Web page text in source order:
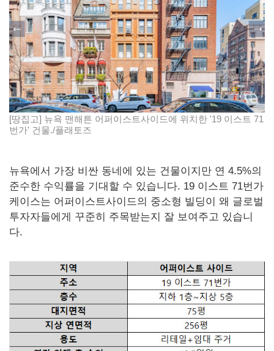
[땅집고] 뉴욕 맨해튼 어퍼이스트사이드에 위치한 '19 이스트 71
번가' 건물./플래토즈
뉴욕에서 가장 비싼 동네에 있는 건물이지만 연 4.5%의
준수한 수익률을 기대할 수 있습니다. 19 이스트 71번가
케이스는 어퍼이스트사이드의 중소형 빌딩이 왜 글로벌
투자자들에게 꾸준히 주목받는지 잘 보여주고 있습니
다.